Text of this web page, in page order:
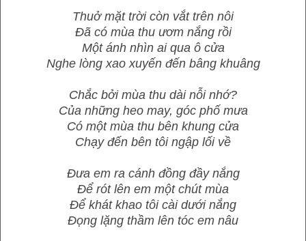
Thuở mặt trời còn vắt trên nôi
Đã có mùa thu ươm nắng rồi
Một ánh nhìn ai qua ô cửa
Nghe lòng xao xuyến đến bâng khuâng
Chắc bởi mùa thu dài nỗi nhớ?
Của những heo may, góc phố mưa
Có một mùa thu bên khung cửa
Chạy đến bên tôi ngập lối về
Đưa em ra cánh đồng đầy nắng
Để rót lên em một chút mùa
Để khát khao tôi cài dưới nắng
Đọng lặng thầm lên tóc em nâu